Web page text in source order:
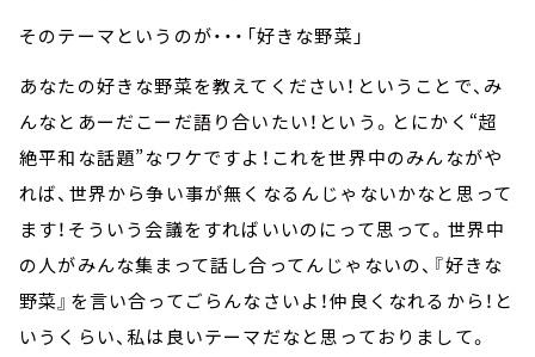
そのテーマというのが・・・「好きな野菜」
あなたの好きな野菜を教えてください！ということで、み
んなとあーだこーだ語り合いたい！という。とにかく“超
絶平和な話題”なワケですよ！これを世界中のみんながや
れば、世界から争い事が無くなるんじゃないかなと思って
ます！そういう会議をすればいいのにって思って。世界中
の人がみんな集まって話し合ってんじゃないの、『好きな
野菜』を言い合ってごらんなさいよ！仲良くなれるから！と
いうくらい、私は良いテーマだなと思っておりまして。